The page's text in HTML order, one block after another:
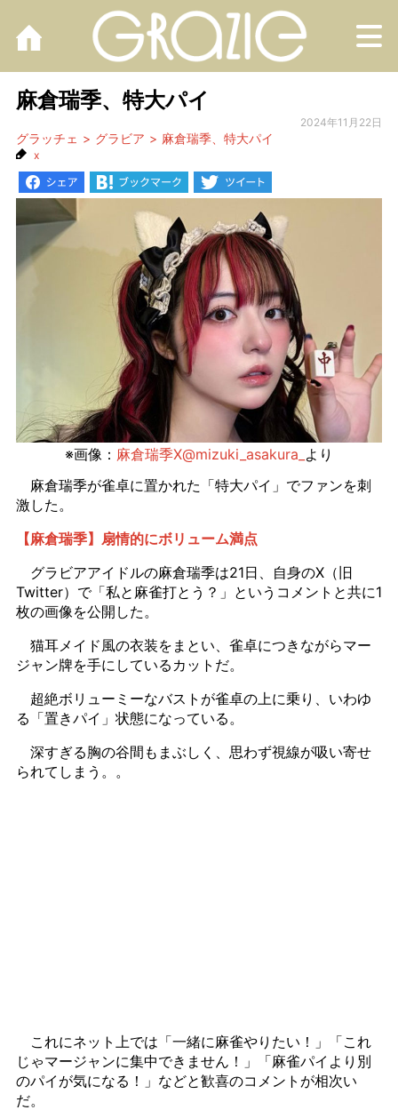
麻倉瑞季、特大パイ
2024年11月22日
グラッチェ グラビア 麻倉瑞季、特大パイ
x
※画像： 麻倉瑞季X@mizuki_asakura_ より
麻倉瑞季が雀卓に置かれた「特大パイ」でファンを刺
激した。
【麻倉瑞季】扇情的にボリューム満点
グラビアアイドルの麻倉瑞季は21日、自身のX（旧
Twitter）で「私と麻雀打とう？」というコメントと共に1
枚の画像を公開した。
猫耳メイド風の衣装をまとい、雀卓につきながらマー
ジャン牌を手にしているカットだ。
超絶ボリューミーなバストが雀卓の上に乗り、いわゆ
る「置きパイ」状態になっている。
深すぎる胸の谷間もまぶしく、思わず視線が吸い寄せ
られてしまう。。
これにネット上では「一緒に麻雀やりたい！」「これ
じゃマージャンに集中できません！」「麻雀パイより別
のパイが気になる！」などと歓喜のコメントが相次い
だ。